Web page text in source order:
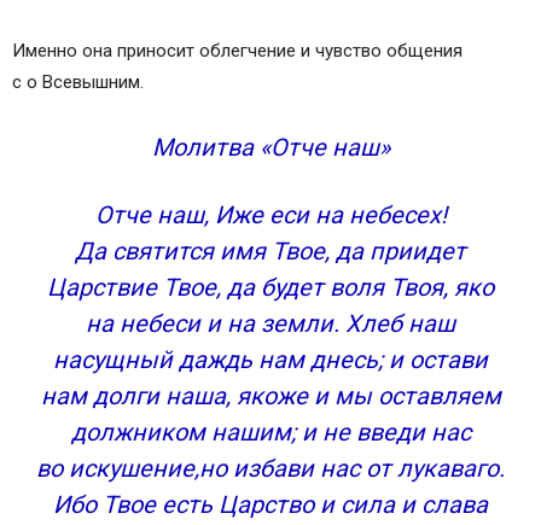
Правила чтения молитв
В чем сходство зависти, порчи и сглаза
Советы специалистов
Православные молитвы от врагов и злых людей
Молитвы от врагов видимых и невидимых
В экстренных случаях
Молитва от завистников и недоброжелателей
Другие виды защищающих молитв:
Молитвы от зависти: комментарии
Молитва от зависти Господу Богу
Молитва от зависти Николаю Чудотворцу
Молитва от зависти Матроне Московской
Похожие темы
Именно она приносит облегчение и чувство общения
с о Всевышним.
Молитва «Отче наш»
Отче наш, Иже еси на небесех!
Да святится имя Твое, да приидет
Царствие Твое, да будет воля Твоя, яко
на небеси и на земли. Хлеб наш
насущный даждь нам днесь; и остави
нам долги наша, якоже и мы оставляем
должником нашим; и не введи нас
во искушение,но избави нас от лукаваго.
Ибо Твое есть Царство и сила и слава